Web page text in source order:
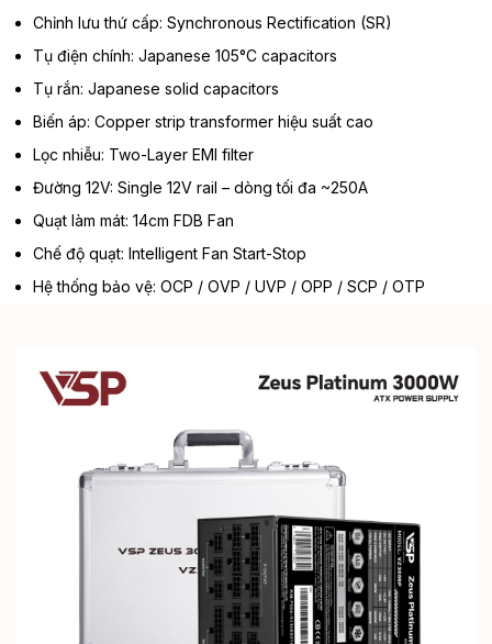
Chỉnh lưu thứ cấp: Synchronous Rectification (SR)
Tụ điện chính: Japanese 105°C capacitors
Tụ rắn: Japanese solid capacitors
Biến áp: Copper strip transformer hiệu suất cao
Lọc nhiễu: Two-Layer EMI filter
Đường 12V: Single 12V rail – dòng tối đa ~250A
Quạt làm mát: 14cm FDB Fan
Chế độ quạt: Intelligent Fan Start-Stop
Hệ thống bảo vệ: OCP / OVP / UVP / OPP / SCP / OTP